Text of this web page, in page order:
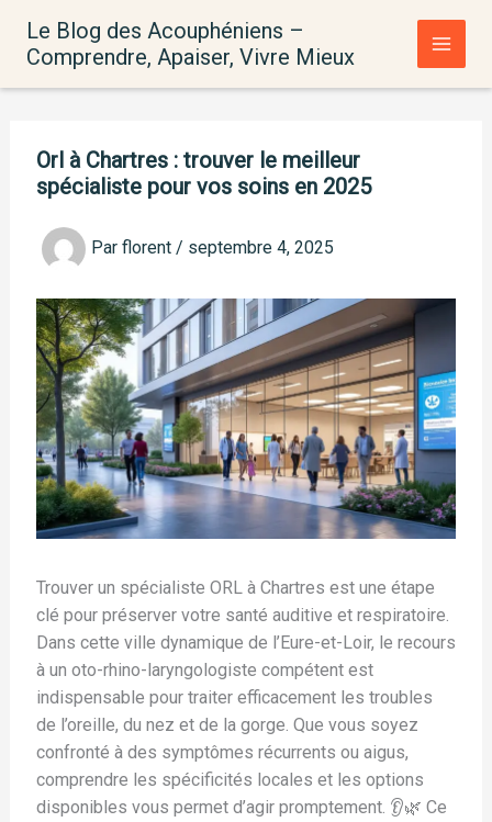
contenu
Le Blog des Acouphéniens –
Comprendre, Apaiser, Vivre Mieux
Orl à Chartres : trouver le meilleur
spécialiste pour vos soins en 2025
Par florent / septembre 4, 2025
Trouver un spécialiste ORL à Chartres est une étape
clé pour préserver votre santé auditive et respiratoire.
Dans cette ville dynamique de l’Eure-et-Loir, le recours
à un oto-rhino-laryngologiste compétent est
indispensable pour traiter efficacement les troubles
de l’oreille, du nez et de la gorge. Que vous soyez
confronté à des symptômes récurrents ou aigus,
comprendre les spécificités locales et les options
disponibles vous permet d’agir promptement. 👂🌿 Ce